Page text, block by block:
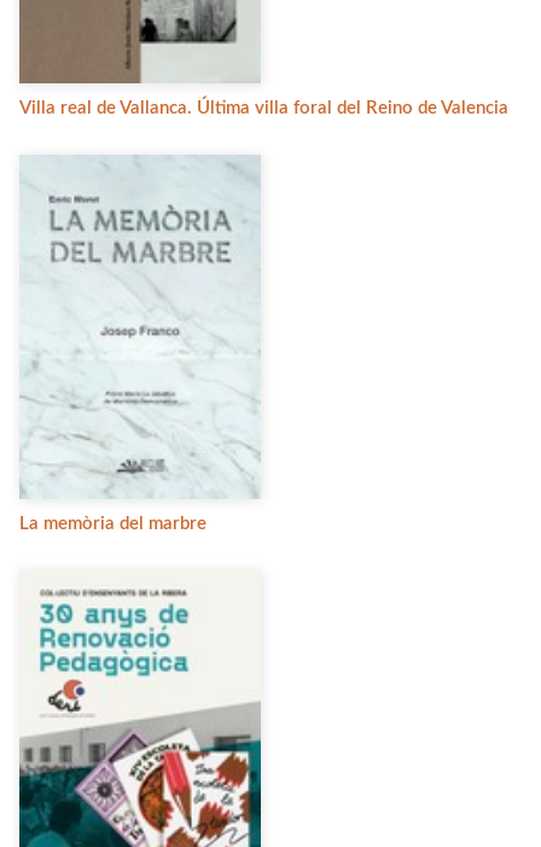
Villa real de Vallanca. Última villa foral del Reino de Valencia
La memòria del marbre